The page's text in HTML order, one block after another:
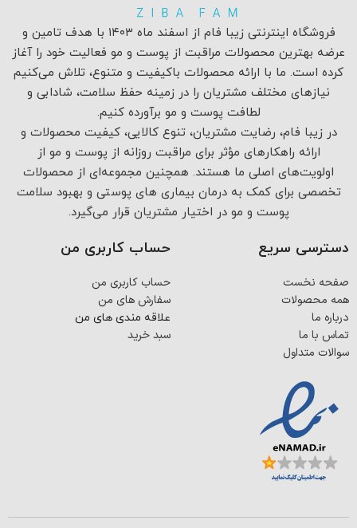
فروشگاه اینترنتی زیبا فام از اسفند ماه ۱۴۰۳ با هدف تامین و
عرضه بهترین محصولات مراقبت از پوست و مو فعالیت خود را آغاز
کرده است. ما با ارائه محصولات باکیفیت و متنوع، تلاش می‌کنیم
نیازهای مختلف مشتریان را در زمینه حفظ سلامت، شادابی و
لطافت پوست و مو برآورده کنیم.
در زیبا فام، رضایت مشتریان، تنوع کالایی، کیفیت محصولات و
ارائه راهکارهای مؤثر برای مراقبت روزانه از پوست و مو از
اولویت‌های اصلی ما هستند. همچنین مجموعه‌ای از محصولات
تخصصی برای کمک به درمان بیماری های پوستی و بهبود سلامت
پوست و مو در اختیار مشتریان قرار می‌گیرد.
دسترسی سریع
صفحه نخست
همه محصولات
درباره ما
تماس با ما
سوالات متداول
حساب کاربری من
حساب کاربری من
سفارش های من
علاقه مندی های من
سبد خرید